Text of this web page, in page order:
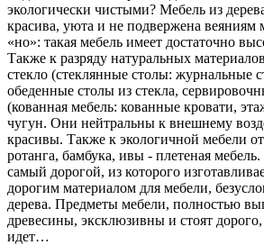
экологически чистыми? Мебель из
красива, уюта и не подвержена
«но»: такая мебель имеет достаточно
Также к разряду натуральных
стекло (стеклянные столы: журнальные
обеденные столы из стекла,
(кованная мебель: кованные кровати,
чугун. Они нейтральны к внешнему
красивы. Также к экологичной мебели
ротанга, бамбука, ивы - плетеная
самый дорогой, из которого
дорогим материалом для мебели,
дерева. Предметы мебели, полностью
древесины, эксклюзивны и стоят
идет…